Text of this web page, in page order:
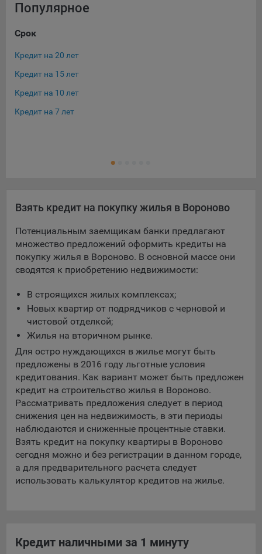
используется для обеспечения корректной работы сайта.
Компании, которой мы поручаем обработку данных для
компанией, согласно договора аренды ООО «Рэкун
технолоджи», 220069 г. Минск, пр-т Дзержинского, д.3Б,
принимать меры по совершенствованию работы
материалов по наиболее актуальному, подходящему
назначению для каждого конкретного пользователя.
Компании, которым мы поручаем обработку данных для
Яндекса рекламная сеть (Yandex Mobile Ads, ADFOX) -
Europe AG, Werftestrasse 4, CH-6005 Luzern, Switzerland.
Google Ads - сервис показа контекстной рекламы,
предоставляемый компанией Google Ireland Ltd, Gordon
House Barrow Street Dublin 4, D04E5W5 Ireland.
Сохранить мои изменения
Сохранить по умолчанию
Популярное
Срок
Кредит на 20 лет
Кредит на 15 лет
Кредит на 10 лет
Кредит на 7 лет
Взять кредит на покупку жилья в Вороново
Потенциальным заемщикам банки предлагают
множество предложений оформить кредиты на
покупку жилья в Вороново. В основной массе они
сводятся к приобретению недвижимости:
В строящихся жилых комплексах;
Новых квартир от подрядчиков с черновой и
чистовой отделкой;
Жилья на вторичном рынке.
Для остро нуждающихся в жилье могут быть
предложены в 2016 году льготные условия
кредитования. Как вариант может быть предложен
кредит на строительство жилья в Вороново.
Рассматривать предложения следует в период
снижения цен на недвижимость, в эти периоды
наблюдаются и сниженные процентные ставки.
Взять кредит на покупку квартиры в Вороново
сегодня можно и без регистрации в данном городе,
а для предварительного расчета следует
использовать калькулятор кредитов на жилье.
Кредит наличными за 1 минуту